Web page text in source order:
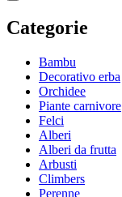
Categorie
Bambu
Decorativo erba
Orchidee
Piante carnivore
Felci
Alberi
Alberi da frutta
Arbusti
Climbers
Perenne